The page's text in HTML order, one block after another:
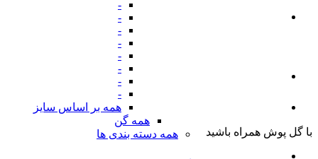
-
-
-
-
-
-
-
-
همه بر اساس سایز
همه گن
همه دسته بندی ها
با گل پوش همراه باشید